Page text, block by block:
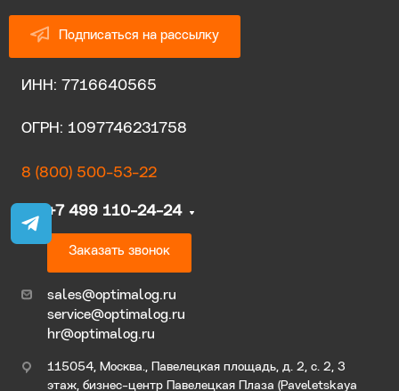
Подписаться на рассылку
ИНН: 7716640565
ОГРН: 1097746231758
8 (800) 500-53-22
+7 499 110-24-24
Заказать звонок
sales@optimalog.ru
service@optimalog.ru
hr@optimalog.ru
115054, Москва., Павелецкая площадь, д. 2, с. 2, 3
этаж, бизнес-центр Павелецкая Плаза (Paveletskaya